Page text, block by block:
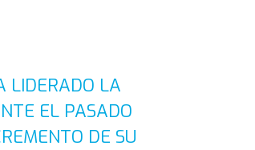
LIDERADO LA
EL PASADO
DE SU